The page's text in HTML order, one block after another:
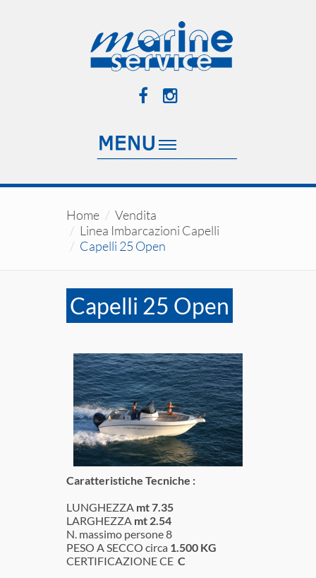
Home
Vendita
Linea Imbarcazioni Capelli
Capelli 25 Open
Capelli 25 Open
Caratteristiche Tecniche :
LUNGHEZZA mt 7.35
LARGHEZZA mt 2.54
N. massimo persone8
PESO A SECCO circa 1.500 KG
CERTIFICAZIONE CE C